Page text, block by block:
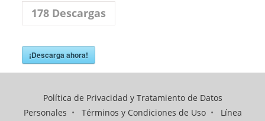
178Descargas
¡Descarga ahora!
Política de Privacidad y Tratamiento de Datos
Personales • Términos y Condiciones de Uso• Línea